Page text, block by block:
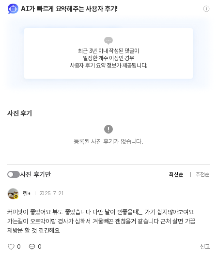
AI가 빠르게 요약해주는 사용자 후기!
최근 3년 이내 작성된 댓글이
일정한 개수 이상인 경우
사용자 후기 요약 정보가 제공됩니다.
사진 후기
등록된 사진 후기가 없습니다.
사진 후기만 최신순 추천순
린* 2025. 7. 21.
커피맛이 좋았어요 뷰도 좋았습니다 다만 날이 안좋을때는 가기 쉽지않아보여요
가는길이 오르막이랑 경사가 심해서 겨울빼곤 괜찮을거 같습니다 근처 살면 가끔
재방문 할 것 같긴해요
0 0 신고